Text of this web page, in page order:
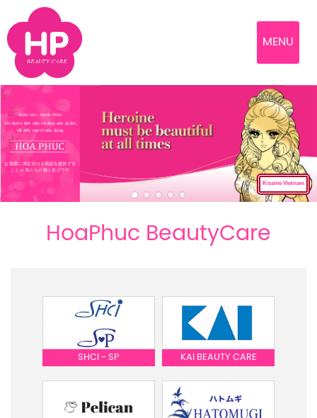
MENU
Niềm Vui - Hạnh Phúc
Khi được làm việc và đưa sản phẩm
tốt đến người tiêu dùng
お客様に満足頂ける商品を提供する
ことが 私たちの働く喜びです
Kissme Vietnam
HoaPhuc BeautyCare
SHCI - SP KAI BEAUTY CARE